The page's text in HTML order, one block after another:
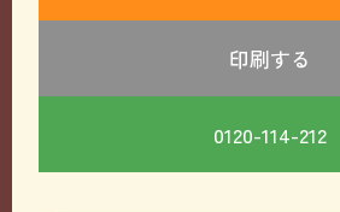
印刷する
0120-114-212